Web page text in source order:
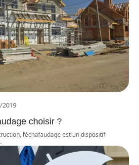
2019
choisir ?
l’échafaudage est un dispositif